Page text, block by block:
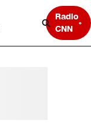
Radio
CNN